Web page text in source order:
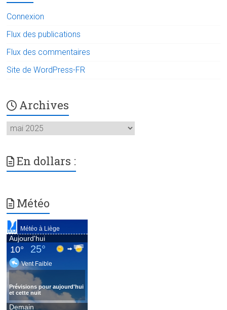
Connexion
Flux des publications
Flux des commentaires
Site de WordPress-FR
Archives
Archives
En dollars :
Météo